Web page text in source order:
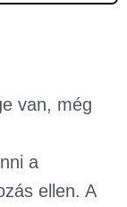
van, még
a
ellen. A